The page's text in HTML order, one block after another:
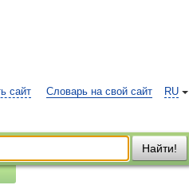
RU
сайт Словарь на свой сайт
Найти!